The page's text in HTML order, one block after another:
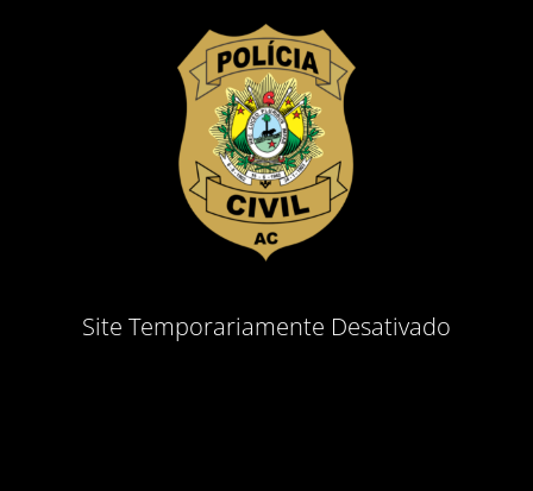
Site Temporariamente Desativado